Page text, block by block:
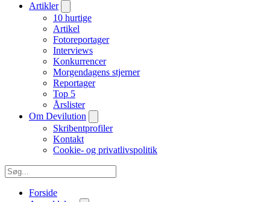
Artikler
10 hurtige
Artikel
Fotoreportager
Interviews
Konkurrencer
Morgendagens stjerner
Reportager
Top 5
Årslister
Om Devilution
Skribentprofiler
Kontakt
Cookie- og privatlivspolitik
Forside